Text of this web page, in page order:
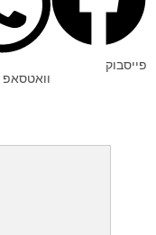
פייסבוק
וואטסאפ